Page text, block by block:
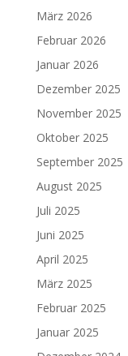
März 2026
Februar 2026
Januar 2026
Dezember 2025
November 2025
Oktober 2025
September 2025
August 2025
Juli 2025
Juni 2025
April 2025
März 2025
Februar 2025
Januar 2025